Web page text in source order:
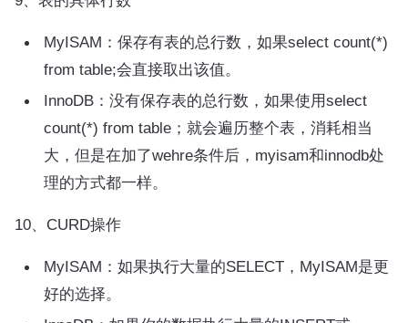
MyISAM：保存有表的总行数，如果select count(*)
from table;会直接取出该值。
InnoDB：没有保存表的总行数，如果使用select
count(*) from table；就会遍历整个表，消耗相当
大，但是在加了wehre条件后，myisam和innodb处
理的方式都一样。
10、CURD操作
MyISAM：如果执行大量的SELECT，MyISAM是更
好的选择。